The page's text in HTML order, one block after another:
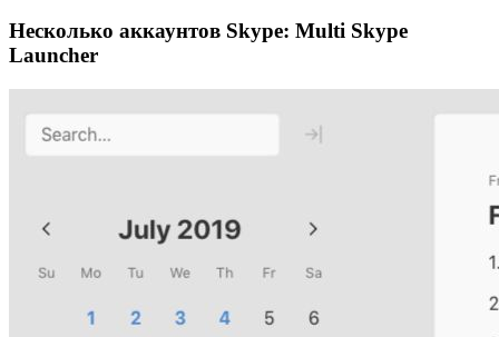
Несколько аккаунтов Skype: Multi Skype
Launcher